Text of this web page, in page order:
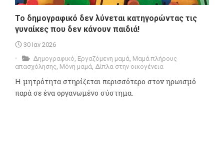
Το δημογραφικό δεν λύνεται κατηγορώντας τις
γυναίκες που δεν κάνουν παιδιά!
30 Ιαν 2026
Δημογραφικό Εργαζόμενη μαμά Μαμά πλήρους
απασχόλησης Μόνη μαμά Δίπλα στην οικογένεια
Η μητρότητα στηρίζεται περισσότερο στον ηρωισμό
παρά σε ένα οργανωμένο σύστημα.